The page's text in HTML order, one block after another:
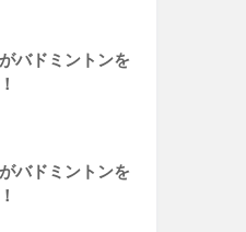
バドミントンを
バドミントンを